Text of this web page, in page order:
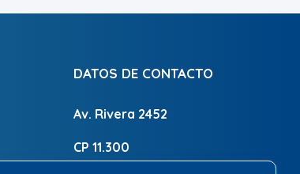
DATOS DE CONTACTO
Av. Rivera 2452
CP 11.300